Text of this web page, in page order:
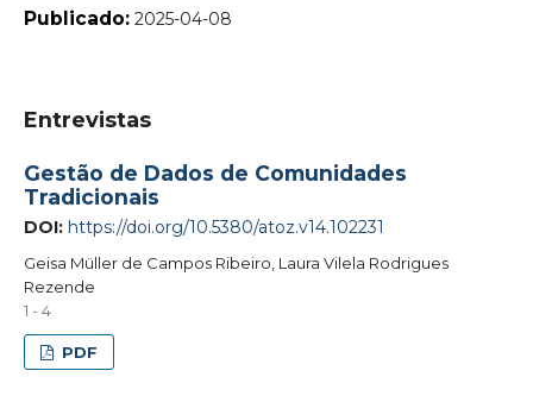
Publicado: 2025-04-08
Entrevistas
Gestão de Dados de Comunidades
Tradicionais
DOI: https://doi.org/10.5380/atoz.v14.102231
Geisa Müller de Campos Ribeiro, Laura Vilela Rodrigues
Rezende
1 - 4
PDF